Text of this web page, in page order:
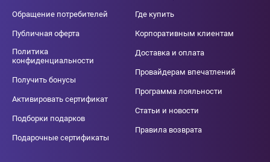
Обращение потребителей
Публичная оферта
Политика
конфиденциальности
Получить бонусы
Активировать сертификат
Подборки подарков
Подарочные сертификаты
Где купить
Корпоративным клиентам
Доставка и оплата
Провайдерам впечатлений
Программа лояльности
Статьи и новости
Правила возврата